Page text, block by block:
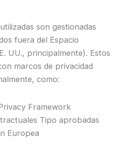
son gestionadas
fuera del Espacio
UU., principalmente). Estos
marcos de privacidad
como:
Framework
Tipo aprobadas
Europea